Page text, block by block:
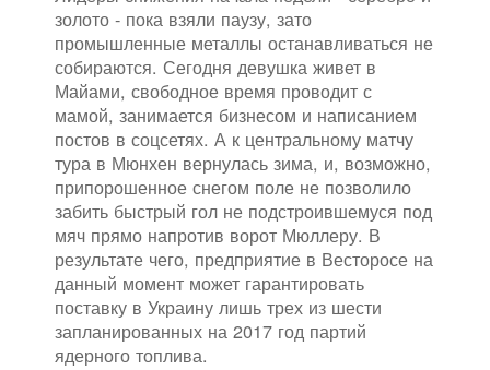
золото - пока взяли паузу, зато
промышленные металлы останавливаться не
собираются. Сегодня девушка живет в
Майами, свободное время проводит с
мамой, занимается бизнесом и написанием
постов в соцсетях. А к центральному матчу
тура в Мюнхен вернулась зима, и, возможно,
припорошенное снегом поле не позволило
забить быстрый гол не подстроившемуся под
мяч прямо напротив ворот Мюллеру. В
результате чего, предприятие в Весторосе на
данный момент может гарантировать
поставку в Украину лишь трех из шести
запланированных на 2017 год партий
ядерного топлива.